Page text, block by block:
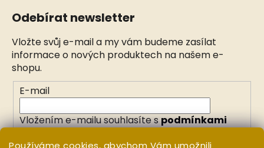
Používáme cookies, abychom Vám umožnili
Odebírat newsletter
Vložte svůj e-mail a my vám budeme zasílat
informace o nových produktech na našem e-
shopu.
E-mail
Vložením e-mailu souhlasíte spodmínkami